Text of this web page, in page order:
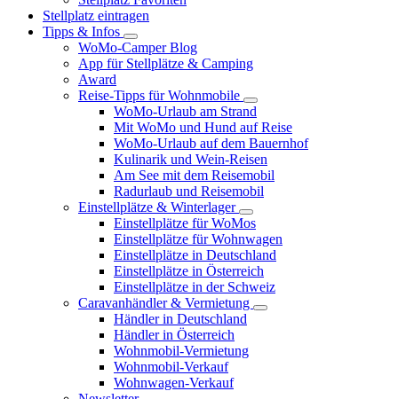
Stellplatz eintragen
Tipps & Infos
WoMo-Camper Blog
App für Stellplätze & Camping
Award
Reise-Tipps für Wohnmobile
WoMo-Urlaub am Strand
Mit WoMo und Hund auf Reise
WoMo-Urlaub auf dem Bauernhof
Kulinarik und Wein-Reisen
Am See mit dem Reisemobil
Radurlaub und Reisemobil
Einstellplätze & Winterlager
Einstellplätze für WoMos
Einstellplätze für Wohnwagen
Einstellplätze in Deutschland
Einstellplätze in Österreich
Einstellplätze in der Schweiz
Caravanhändler & Vermietung
Händler in Deutschland
Händler in Österreich
Wohnmobil-Vermietung
Wohnmobil-Verkauf
Wohnwagen-Verkauf